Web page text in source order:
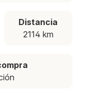
Distancia
2114 km